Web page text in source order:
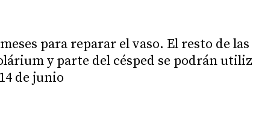
para reparar el vaso. El resto de las
y parte del césped se podrán
de junio